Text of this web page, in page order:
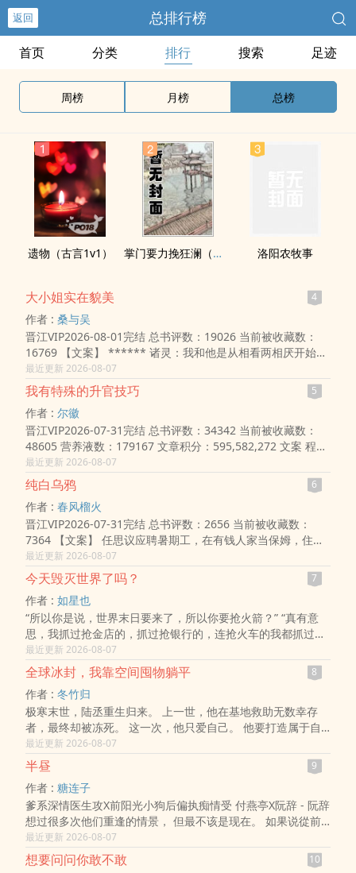
返回 总排行榜
首页 分类 排行 搜索 足迹
周榜 月榜 总榜
遗物（古言1v1） 掌门要力挽狂澜（重生NPH) 洛阳农牧事
大小姐实在貌美 4
作者 :桑与吴
晋江VIP2026-08-01完结 总书评数：19026 当前被收藏数：
16769 【文案】 ****** 诸灵：我和他是从相看两相厌开始
的，正是因为相看两厌，才一直注视着对方。 霍世泽：糟糕，
原来一眼烦，现..
最近更新 2026-08-07
我有特殊的升官技巧 5
作者 : 尔徽
晋江VIP2026-07-31完结 总书评数：34342 当前被收藏数：
48605 营养液数：179167 文章积分：595,582,272 文案 程曦
是个怎样的人？ 官员甲：一个脑子有病的人！ 官员乙：一个
谁都不想得罪的..
最近更新 2026-08-07
纯白乌鸦 6
作者 :春风榴火
晋江VIP2026-07-31完结 总书评数：2656 当前被收藏数：
7364 【文案】 任思议应聘暑期工，在有钱人家当保姆，住进
了一栋阴森复古的城堡庄园里。 城堡里住着昼伏夜出的两兄
弟，兄长沈慎清冷矜贵..
最近更新 2026-08-07
今天毁灭世界了吗？ 7
作者 :如星也
“所以你是说，世界末日要来了，所以你要抢火箭？” “真有意
思，我抓过抢金店的，抓过抢银行的，连抢火车的我都抓过，
就是没抓过抢火箭的。” “你怎么想的？就算你真把火箭抢下来
了，你会开吗？” 坐在男人对面的林..
最近更新 2026-08-07
全球冰封，我靠空间囤物躺平 8
作者 :冬竹归
极寒末世，陆丞重生归来。 上一世，他在基地救助无数幸存
者，最终却被冻死。 这一次，他只爱自己。 他要打造属于自
己的安全屋，和裴聿一起迎接新世界到来。
最近更新 2026-08-07
半昼 9
作者 :糖连子
爹系深情医生攻X前阳光小狗后偏执痴情受 付燕亭X阮辞 - 阮辞
想过很多次他们重逢的情景， 但最不该是现在。 如果说從前
的阮辞尚且算是一颗阳光又青涩的果实， 那长到25岁的阮辞
早就生病坏掉了，烂透..
最近更新 2026-08-07
想要问问你敢不敢 10